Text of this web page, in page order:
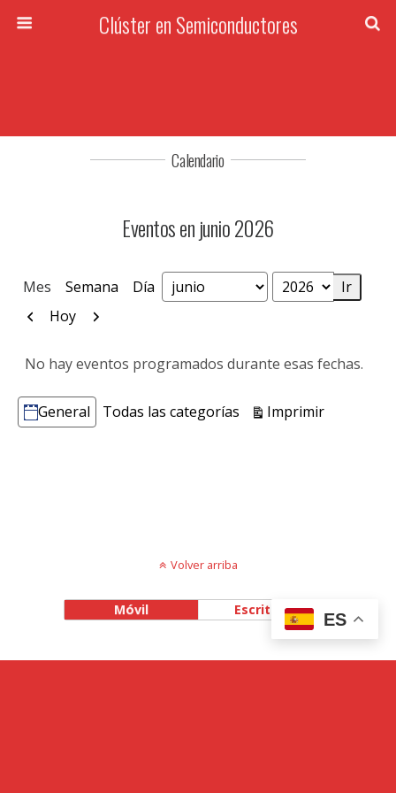
Clúster en Semiconductores
Calendario
Eventos en junio 2026
Mes Semana Día Mes
Año
Anterior
Hoy Siguiente
No hay eventos programados durante esas fechas.
Categorías
General Todas las categorías ImprimirVistas
Volver arriba
Móvil Escritorio
ES